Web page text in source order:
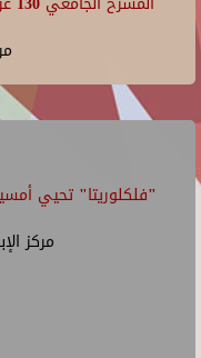
"فلكلوريتا" تحيي
مركز